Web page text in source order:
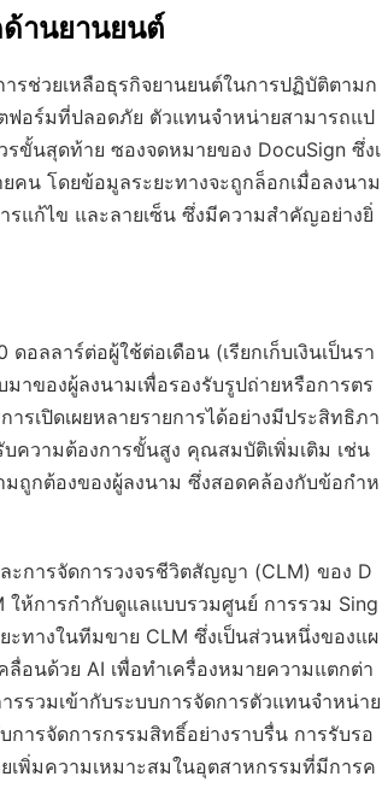
านยานยนต์
รช่วยเหลือธุรกิจยานยนต์ในการปฏิบัติตามก
ฟอร์มที่ปลอดภัย ตัวแทนจำหน่ายสามารถแป
รขั้นสุดท้าย ซองจดหมายของ DocuSign ซึ่งเ
คน โดยข้อมูลระยะทางจะถูกล็อกเมื่อลงนาม
รแก้ไข และลายเซ็น ซึ่งมีความสำคัญอย่างยิ่
อลลาร์ต่อผู้ใช้ต่อเดือน (เรียกเก็บเงินเป็นรา
าของผู้ลงนามเพื่อรองรับรูปถ่ายหรือการตร
เปิดเผยหลายรายการได้อย่างมีประสิทธิภา
ความต้องการขั้นสูง คุณสมบัติเพิ่มเติม เช่น
มถูกต้องของผู้ลงนาม ซึ่งสอดคล้องกับข้อกำห
การจัดการวงจรชีวิตสัญญา (CLM) ของ D
ห้การกำกับดูแลแบบรวมศูนย์ การรวม Sing
ะทางในทีมขาย CLM ซึ่งเป็นส่วนหนึ่งของแผ
อนด้วย AI เพื่อทำเครื่องหมายความแตกต่า
รวมเข้ากับระบบการจัดการตัวแทนจำหน่าย
การจัดการกรรมสิทธิ์อย่างราบรื่น การรับรอ
เพิ่มความเหมาะสมในอุตสาหกรรมที่มีการค